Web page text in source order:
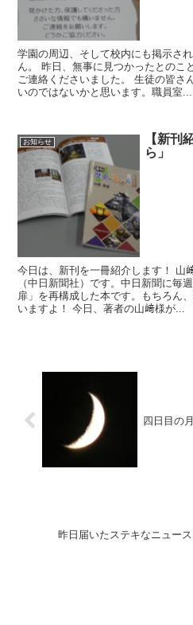
学園の周辺、そして校内にも掲示さ
ん。 昨日、無事に見つかったとの
ご連絡くださいました。 生徒の皆さ
いのではないかと思います。職員室...
お知らせ
【新刊
ら」
今日は、新刊を一冊紹介します！ 山
（中日新聞社）です。中日新聞に毎
扉」を再構成した本です。もちろん
いますよ！ 今日、著者の山﨑様が...
四日目の
昨日届いたステキなニュー